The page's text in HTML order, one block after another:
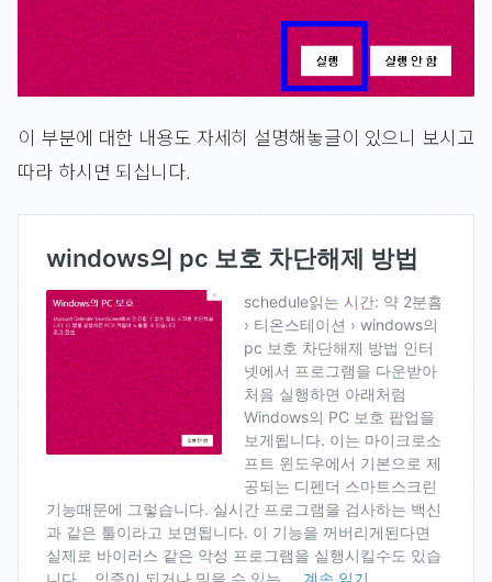
이 부분에 대한 내용도 자세히 설명해놓글이 있으니 보시고
따라 하시면 되십니다.